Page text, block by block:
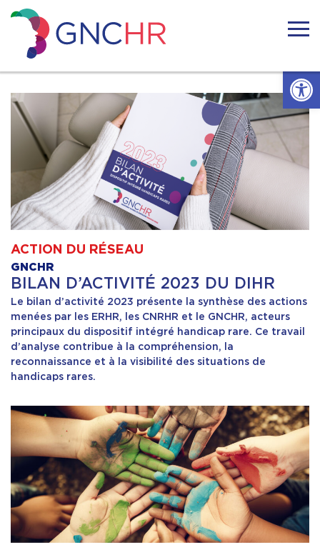
Ouvrir
to
content
GNCHR
Accueil
Actualités
Nous connaitre
Handicaps rares
Notre réseau
Nos actions
Formation
ACTION DU RÉSEAU
GNCHR
BILAN D’ACTIVITÉ 2023 DU DIHR
Le bilan d’activité 2023 présente la synthèse des actions
menées par les ERHR, les CNRHR et le GNCHR, acteurs
principaux du dispositif intégré handicap rare. Ce travail
d’analyse contribue à la compréhension, la
reconnaissance et à la visibilité des situations de
handicaps rares.